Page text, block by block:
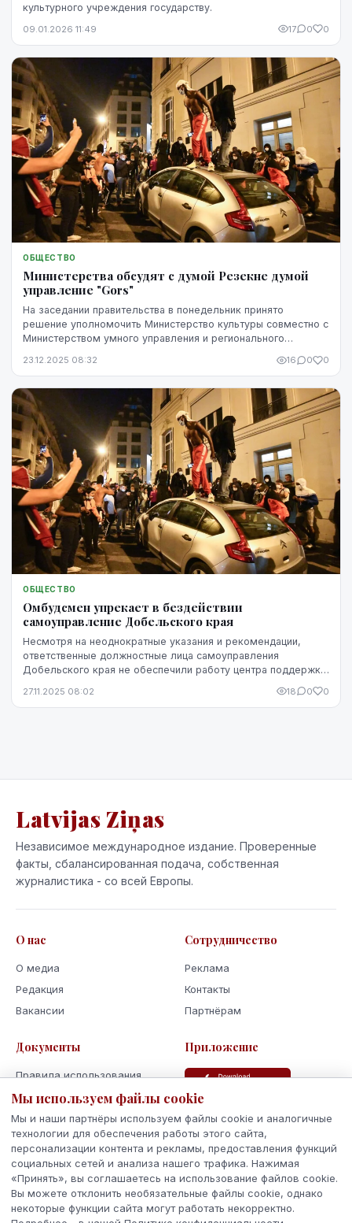
культурного учреждения государству.
09.01.2026 11:49 17 0 0
ОБЩЕСТВО
Министерства обсудят с думой Резекне думой
управление "Gors"
На заседании правительства в понедельник принято
решение уполномочить Министерство культуры совместно с
Министерством умного управления и регионального
23.12.2025 08:32 16 0 0
ОБЩЕСТВО
Омбудсмен упрекает в бездействии
самоуправление Добельского края
Несмотря на неоднократные указания и рекомендации,
ответственные должностные лица самоуправления
Добельского края не обеспечили работу центра поддержки
27.11.2025 08:02 18 0 0
Latvijas Ziņas
Независимое международное издание. Проверенные
факты, сбалансированная подача, собственная
журналистика - со всей Европы.
О нас
О медиа
Редакция
Вакансии
Сотрудничество
Реклама
Контакты
Партнёрам
Документы
Правила использования
Политика
Использование cookie
Кодекс поведения и этики
Приложение
Мы используем файлы cookie
Мы и наши партнёры используем файлы cookie и аналогичные
технологии для обеспечения работы этого сайта,
персонализации контента и рекламы, предоставления функций
социальных сетей и анализа нашего трафика. Нажимая
«Принять», вы соглашаетесь на использование файлов cookie.
Вы можете отклонить необязательные файлы cookie, однако
некоторые функции сайта могут работать некорректно.